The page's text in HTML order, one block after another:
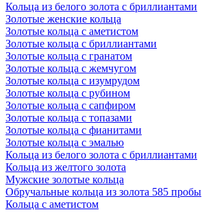
Кольца из белого золота с бриллиантами
Золотые женские кольца
Золотые кольца с аметистом
Золотые кольца с бриллиантами
Золотые кольца с гранатом
Золотые кольца с жемчугом
Золотые кольца с изумрудом
Золотые кольца с рубином
Золотые кольца с сапфиром
Золотые кольца с топазами
Золотые кольца с фианитами
Золотые кольца с эмалью
Кольца из белого золота с бриллиантами
Кольца из желтого золота
Мужские золотые кольца
Обручальные кольца из золота 585 пробы
Кольца с аметистом